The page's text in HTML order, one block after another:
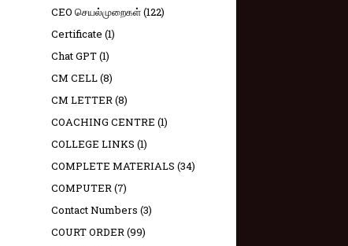
CEO செயல்முறைகள்(122)
Certificate (1)
Chat GPT(1)
CM CELL(8)
CM LETTER(8)
COACHING CENTRE (1)
COLLEGE LINKS (1)
COMPLETE MATERIALS (34)
COMPUTER(7)
Contact Numbers (3)
COURT ORDER(99)